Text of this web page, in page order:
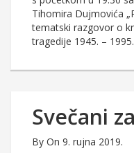
Tihomira Dujmovića
tematski razgovor o
tragedije 1945. –
Svečani
By On 9. rujna 2019.